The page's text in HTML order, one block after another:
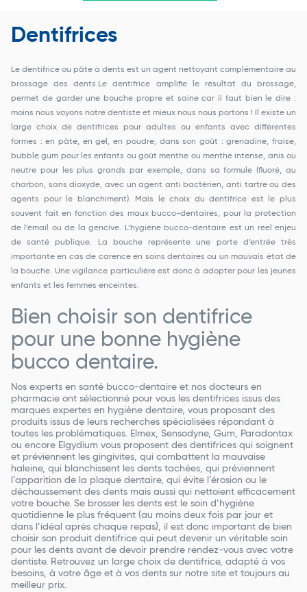
Dentifrices
Le dentifrice ou pâte à dents est un agent nettoyant complémentaire au
brossage des dents.Le dentifrice amplifie le résultat du brossage,
permet de garder une bouche propre et saine car il faut bien le dire :
moins nous voyons notre dentiste et mieux nous nous portons ! Il existe un
large choix de dentifrices pour adultes ou enfants avec différentes
formes : en pâte, en gel, en poudre, dans son goût : grenadine, fraise,
bubble gum pour les enfants ou goût menthe ou menthe intense, anis ou
neutre pour les plus grands par exemple, dans sa formule (fluoré, au
charbon, sans dioxyde, avec un agent anti bactérien, anti tartre ou des
agents pour le blanchiment). Mais le choix du dentifrice est le plus
souvent fait en fonction des maux bucco-dentaires, pour la protection
de l’émail ou de la gencive. L’hygiène bucco-dentaire est un réel enjeu
de santé publique. La bouche représente une porte d’entrée très
importante en cas de carence en soins dentaires ou un mauvais état de
la bouche. Une vigilance particulière est donc à adopter pour les jeunes
enfants et les femmes enceintes.
Bien choisir son dentifrice
pour une bonne hygiène
bucco dentaire.
Nos experts en santé bucco-dentaire et nos docteurs en
pharmacie ont sélectionné pour vous les dentifrices issus des
marques expertes en hygiène dentaire, vous proposant des
produits issus de leurs recherches spécialisées répondant à
toutes les problématiques. Elmex, Sensodyne, Gum, Paradontax
ou encore Elgydium vous proposent des dentifrices qui soignent
et préviennent les gingivites, qui combattent la mauvaise
haleine, qui blanchissent les dents tachées, qui préviennent
l’apparition de la plaque dentaire, qui évite l’érosion ou le
déchaussement des dents mais aussi qui nettoient efficacement
votre bouche. Se brosser les dents est le soin d’hygiène
quotidienne le plus fréquent (au moins deux fois par jour et
dans l’idéal après chaque repas), il est donc important de bien
choisir son produit dentifrice qui peut devenir un véritable soin
pour les dents avant de devoir prendre rendez-vous avec votre
dentiste. Retrouvez un large choix de dentifrice, adapté à vos
besoins, à votre âge et à vos dents sur notre site et toujours au
meilleur prix.